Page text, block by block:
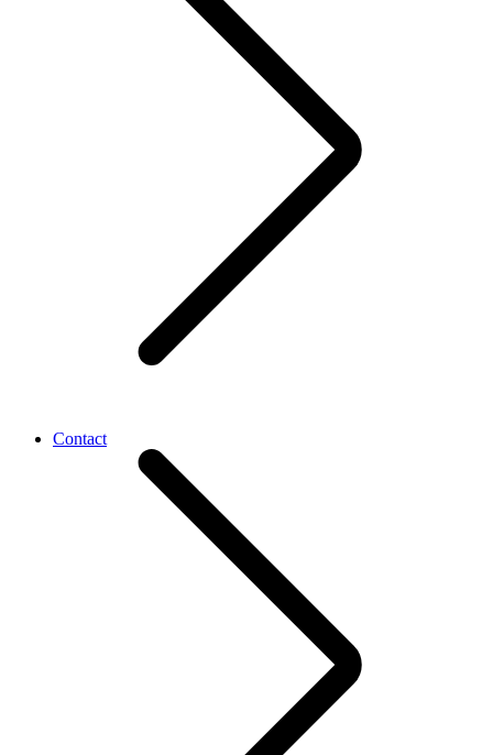
Contact